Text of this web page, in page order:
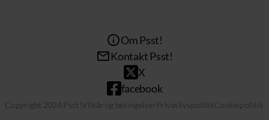
Om Psst!
Kontakt Psst!
X
facebook
Copyright 2024 Psst!Vilkår og betingelser Privatlivspolitik Cookiepolitik